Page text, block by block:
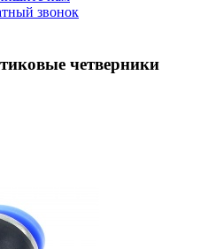
звонок
четверники